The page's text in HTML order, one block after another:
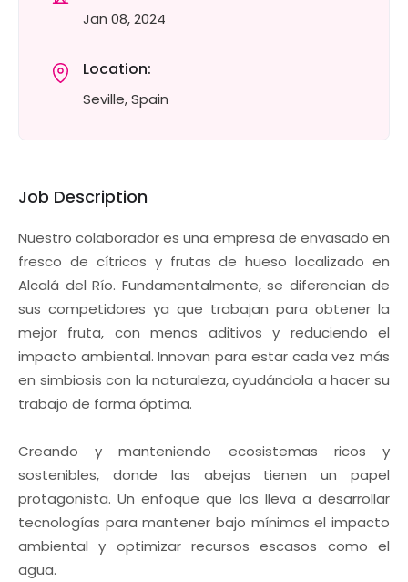
Jan 08, 2024
Location:
Seville, Spain
Job Description
Nuestro colaborador es una empresa de envasado en
fresco de cítricos y frutas de hueso localizado en
Alcalá del Río. Fundamentalmente, se diferencian de
sus competidores ya que trabajan para obtener la
mejor fruta, con menos aditivos y reduciendo el
impacto ambiental. Innovan para estar cada vez más
en simbiosis con la naturaleza, ayudándola a hacer su
trabajo de forma óptima.
Creando y manteniendo ecosistemas ricos y
sostenibles, donde las abejas tienen un papel
protagonista. Un enfoque que los lleva a desarrollar
tecnologías para mantener bajo mínimos el impacto
ambiental y optimizar recursos escasos como el
agua.